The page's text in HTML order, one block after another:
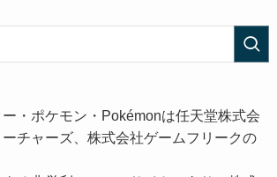
・ポケモン・Pokémonは任天堂株式会
チャーズ、株式会社ゲームフリークの